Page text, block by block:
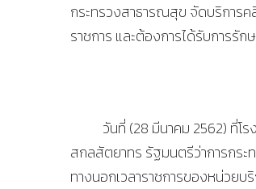
กระทรวงสาธารณสุข จัดบริการค
ราชการ และต้องการได้รับการรั
วันที่ (28 มีนาคม 2562) ที่โรง
สกลสัตยาทร รัฐมนตรีว่าการกร
ทางนอกเวลาราชการของหน่วยบ